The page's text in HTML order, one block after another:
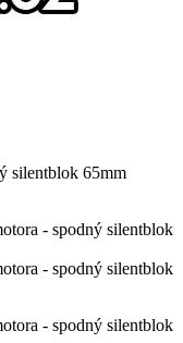
silentblok 65mm